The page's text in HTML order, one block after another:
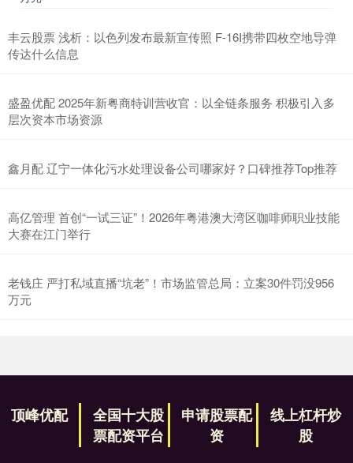
丰云股票 浅析：以色列发布最新宣传照 F-16I携带四枚空地导弹
传达什么信息
盛盈优配 2025年新粤商特训营收官：以全链条服务 积极引入多
层次资本市场资源
鑫月配 辽宁一体化污水处理设备公司哪家好？口碑推荐Top推荐
高亿管理 首创“一试三证”！2026年粤港澳大湾区咖啡师职业技能
大赛在江门举行
老钱庄 严打私域直播“坑老”！市场监管总局：立案30件罚没956
万元
顶峰优配
全国十大股
票配资平台
申请股票配
资
线上杠杆炒
股